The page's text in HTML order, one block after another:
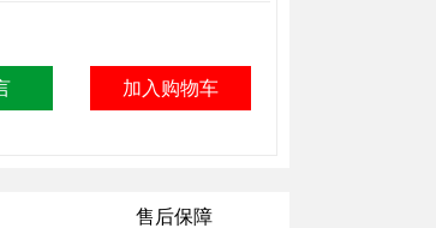
售后保障